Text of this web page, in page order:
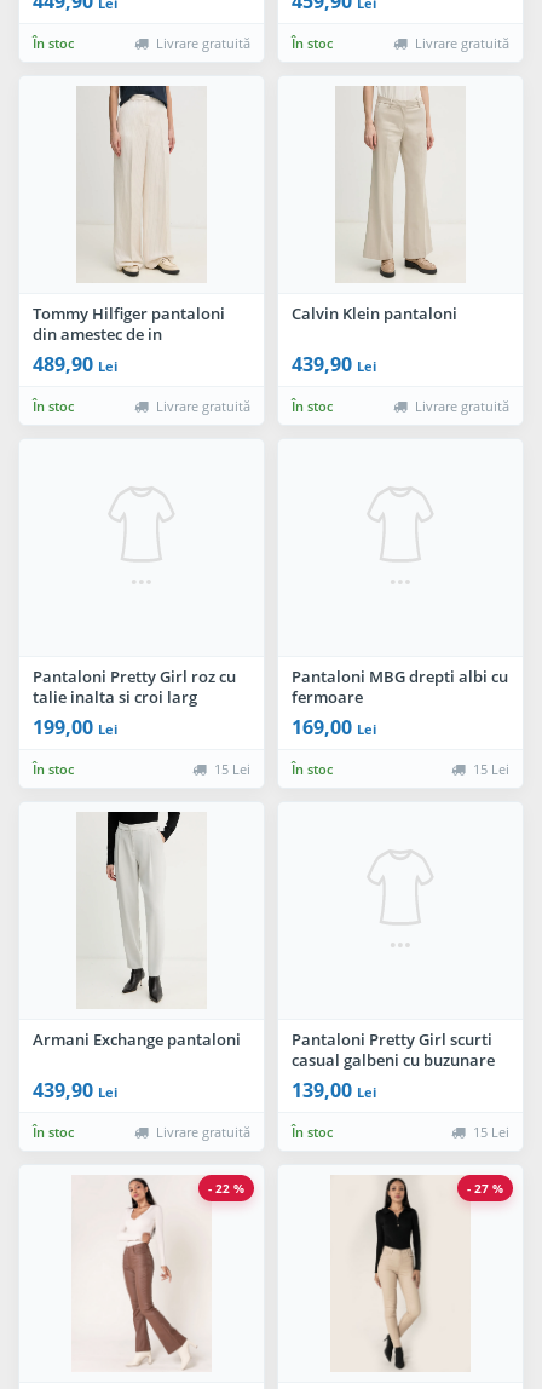
În stoc Livrare gratuită În stoc Livrare gratuită
Tommy Hilfiger pantaloni
din amestec de in
489,90 Lei
În stoc Livrare gratuită
Calvin Klein pantaloni
439,90 Lei
În stoc Livrare gratuită
Pantaloni Pretty Girl roz cu
talie inalta si croi larg
199,00 Lei
În stoc 15 Lei
Pantaloni MBG drepti albi cu
fermoare
169,00 Lei
În stoc 15 Lei
Armani Exchange pantaloni
439,90 Lei
În stoc Livrare gratuită
Pantaloni Pretty Girl scurti
casual galbeni cu buzunare
laterale
139,00 Lei
În stoc 15 Lei
- 22 % - 27 %